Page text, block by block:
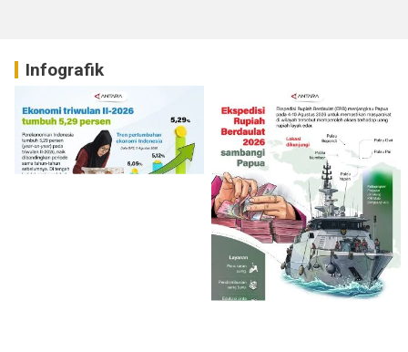
Infografik